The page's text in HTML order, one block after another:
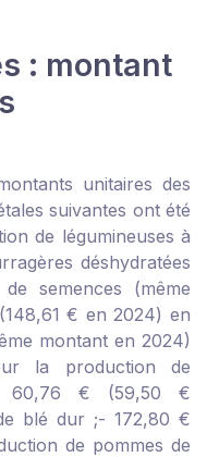
: montant
unitaires des
suivantes ont été
de légumineuses à
déshydratées
semences (même
€ en 2024) en
montant en 2024)
la production de
€ (59,50 €
blé dur ;- 172,80 €
de pommes de